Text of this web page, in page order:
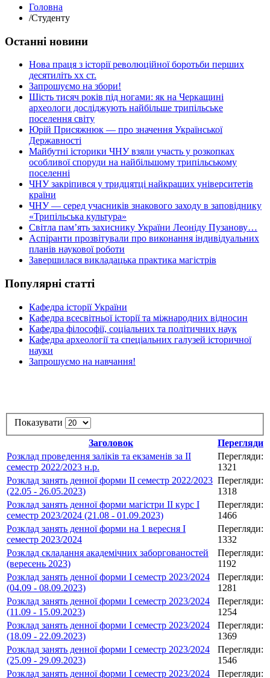
Головна
/Студенту
Останні новини
Нова праця з історії революційної боротьби перших
десятиліть хх ст.
Запрошуємо на збори!
Шість тисяч років під ногами: як на Черкащині
археологи досліджують найбільше трипільське
поселення світу
Юрій Присяжнюк — про значення Української
Державності
Майбутні історики ЧНУ взяли участь у розкопках
особливої споруди на найбільшому трипільському
поселенні
ЧНУ закріпився у тридцятці найкращих університетів
країни
ЧНУ — серед учасників знакового заходу в заповіднику
«Трипільська культура»
Світла пам’ять захиснику України Леоніду Пузанову…
Аспіранти прозвітували про виконання індивідуальних
планів наукової роботи
Завершилася викладацька практика магістрів
Популярні статті
Кафедра історії України
Кафедра всесвітньої історії та міжнародних відносин
Кафедра філософії, соціальних та політичних наук
Кафедра археології та спеціальних галузей історичної
науки
Запрошуємо на навчання!
Показувати
Заголовок
Перегляди
Розклад проведення заліків та екзаменів за ІІ
семестр 2022/2023 н.р.
Перегляди:
1321
Розклад занять денної форми ІІ семестр 2022/2023
(22.05 - 26.05.2023)
Перегляди:
1318
Розклад занять денної форми магістри ІІ курс І
семестр 2023/2024 (21.08 - 01.09.2023)
Перегляди:
1466
Розклад занять денної форми на 1 вересня І
семестр 2023/2024
Перегляди:
1332
Розклад складання академічних заборгованостей
(вересень 2023)
Перегляди:
1192
Розклад занять денної форми І семестр 2023/2024
(04.09 - 08.09.2023)
Перегляди:
1281
Розклад занять денної форми І семестр 2023/2024
(11.09 - 15.09.2023)
Перегляди:
1254
Розклад занять денної форми І семестр 2023/2024
(18.09 - 22.09.2023)
Перегляди:
1369
Розклад занять денної форми І семестр 2023/2024
(25.09 - 29.09.2023)
Перегляди:
1546
Розклад занять денної форми І семестр 2023/2024
Перегляди: